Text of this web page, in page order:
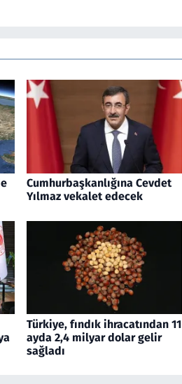
Cumhurbaşkanlığına Cevdet
Yılmaz vekalet edecek
Türkiye, fındık ihracatından 11
ayda 2,4 milyar dolar gelir
sağladı